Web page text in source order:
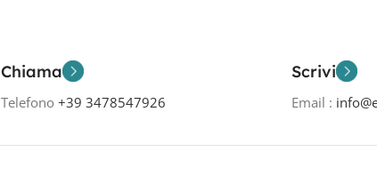
Chiama
Telefono +39 3478547926
Scrivi
Email :